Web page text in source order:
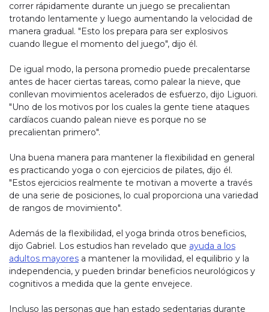
correr rápidamente durante un juego se precalientan
trotando lentamente y luego aumentando la velocidad de
manera gradual. "Esto los prepara para ser explosivos
cuando llegue el momento del juego", dijo él.
De igual modo, la persona promedio puede precalentarse
antes de hacer ciertas tareas, como palear la nieve, que
conllevan movimientos acelerados de esfuerzo, dijo Liguori.
"Uno de los motivos por los cuales la gente tiene ataques
cardíacos cuando palean nieve es porque no se
precalientan primero".
Una buena manera para mantener la flexibilidad en general
es practicando yoga o con ejercicios de pilates, dijo él.
"Estos ejercicios realmente te motivan a moverte a través
de una serie de posiciones, lo cual proporciona una variedad
de rangos de movimiento".
Además de la flexibilidad, el yoga brinda otros beneficios,
dijo Gabriel. Los estudios han revelado que ayuda a los
adultos mayores a mantener la movilidad, el equilibrio y la
independencia, y pueden brindar beneficios neurológicos y
cognitivos a medida que la gente envejece.
Incluso las personas que han estado sedentarias durante